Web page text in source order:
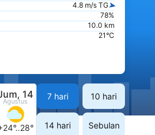
4.8 m/s TG
78%
10.0 km
21°C
14
Agustus
7 hari 10 hari
14 hari Sebulan